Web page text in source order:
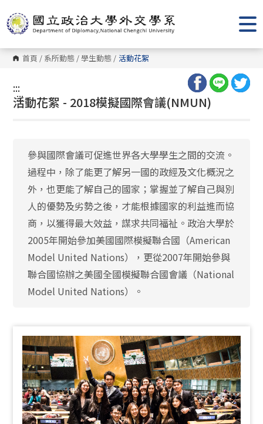
到
主
要
內
容
區 首頁 / 系所動態 /學生動態 / 活動花絮
:::
:::
活動花絮 - 2018模擬國際會議(NMUN)
參與國際會議可促進世界各大學學生之間的交流。
過程中，除了能更了解另一國的政經及文化概況之
外，也更能了解自己的國家；掌握並了解自己與別
人的優勢及劣勢之後，才能根據國家的利益進而協
商，以獲得最大效益，謀求共同福祉。政治大學於
2005年開始參加美國國際模擬聯合國（American
Model United Nations），更從2007年開始參與
聯合國協辦之美國全國模擬聯合國會議（National
Model United Nations）。